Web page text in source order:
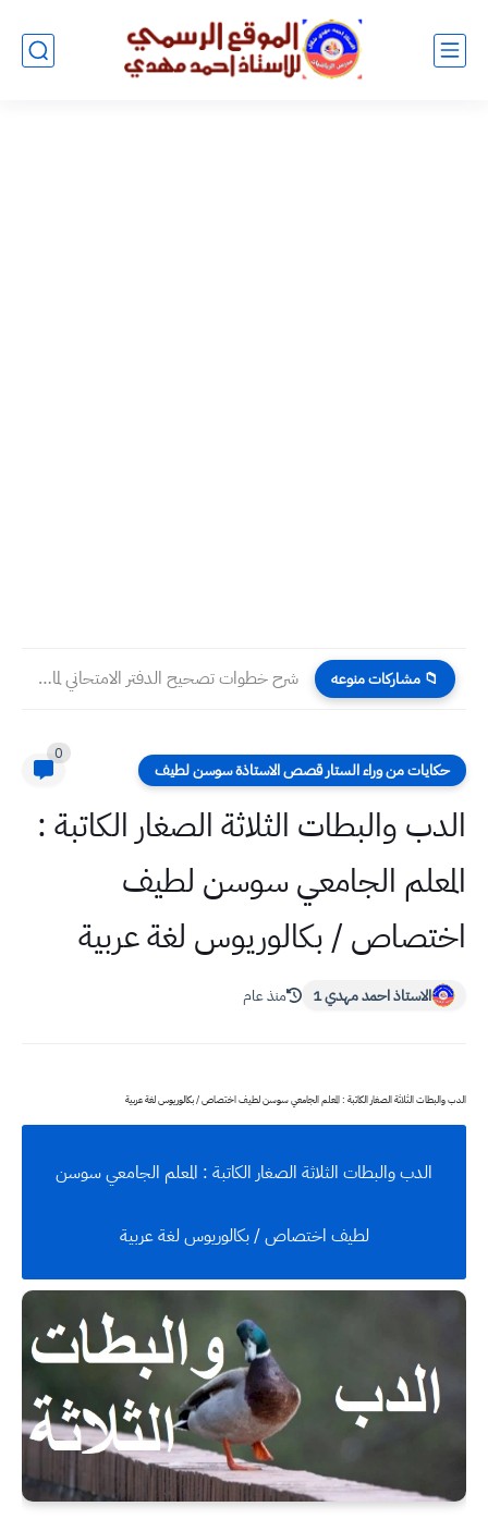
📁 مشاركات منوعه شرح خطوات تصحيح الدفتر الامتحاني لمادة اللغة الانكليزية للصف الخامس...
حكايات من وراء الستار قصص الاستاذة سوسن لطيف
0
الدب والبطات الثلاثة الصغار الكاتبة :
المعلم الجامعي سوسن لطيف
اختصاص / بكالوريوس لغة عربية
الاستاذ احمد مهدي 1 منذ عام
الدب والبطات الثلاثة الصغار الكاتبة : المعلم الجامعي سوسن لطيف اختصاص / بكالوريوس لغة عربية
الدب والبطات الثلاثة الصغار الكاتبة : المعلم الجامعي سوسن
لطيف اختصاص / بكالوريوس لغة عربية